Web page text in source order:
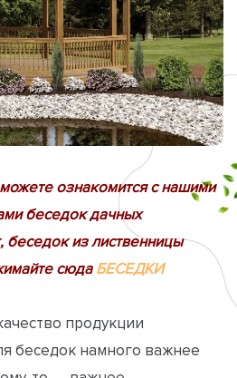
ознакомится с нашими
беседок дачных
беседок из лиственницы
сюда БЕСЕДКИ
продукции
беседок намного важнее